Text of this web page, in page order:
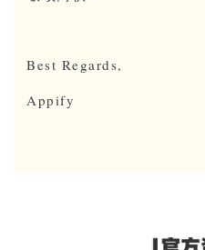
Best Regards,
Appify